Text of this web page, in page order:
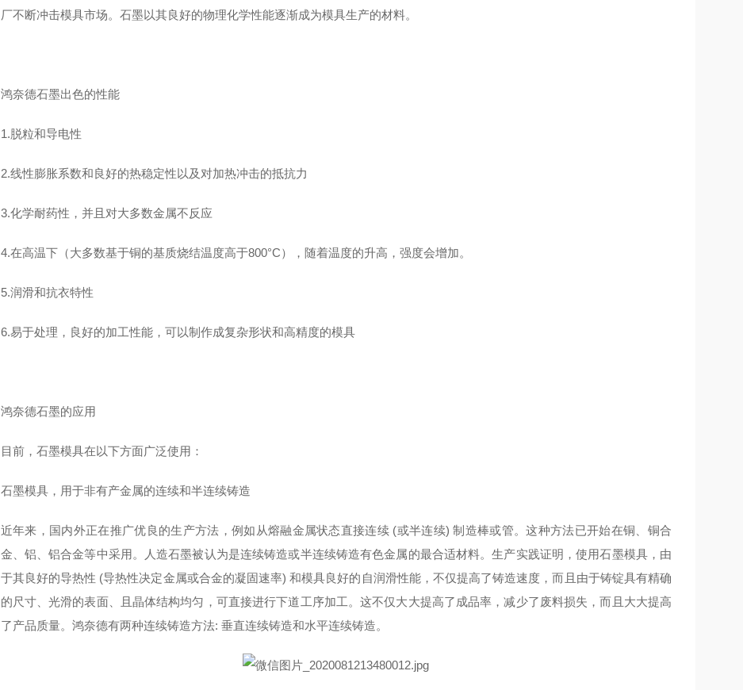
厂不断冲击模具市场。石墨以其良好的物理化学性能逐渐成为模具生产的材料。
鸿奈德石墨出色的性能
1.脱粒和导电性
2.线性膨胀系数和良好的热稳定性以及对加热冲击的抵抗力
3.化学耐药性，并且对大多数金属不反应
4.在高温下（大多数基于铜的基质烧结温度高于800°C），随着温度的升高，强度会增加。
5.润滑和抗衣特性
6.易于处理，良好的加工性能，可以制作成复杂形状和高精度的模具
鸿奈德石墨的应用
目前，石墨模具在以下方面广泛使用：
石墨模具，用于非有产金属的连续和半连续铸造
近年来，国内外正在推广优良的生产方法，例如从熔融金属状态直接连续 (或半连续) 制造棒或管。这种方法已开始在铜、铜合
金、铝、铝合金等中采用。人造石墨被认为是连续铸造或半连续铸造有色金属的最合适材料。生产实践证明，使用石墨模具，由
于其良好的导热性 (导热性决定金属或合金的凝固速率) 和模具良好的自润滑性能，不仅提高了铸造速度，而且由于铸锭具有精确
的尺寸、光滑的表面、且晶体结构均匀，可直接进行下道工序加工。这不仅大大提高了成品率，减少了废料损失，而且大大提高
了产品质量。鸿奈德有两种连续铸造方法: 垂直连续铸造和水平连续铸造。